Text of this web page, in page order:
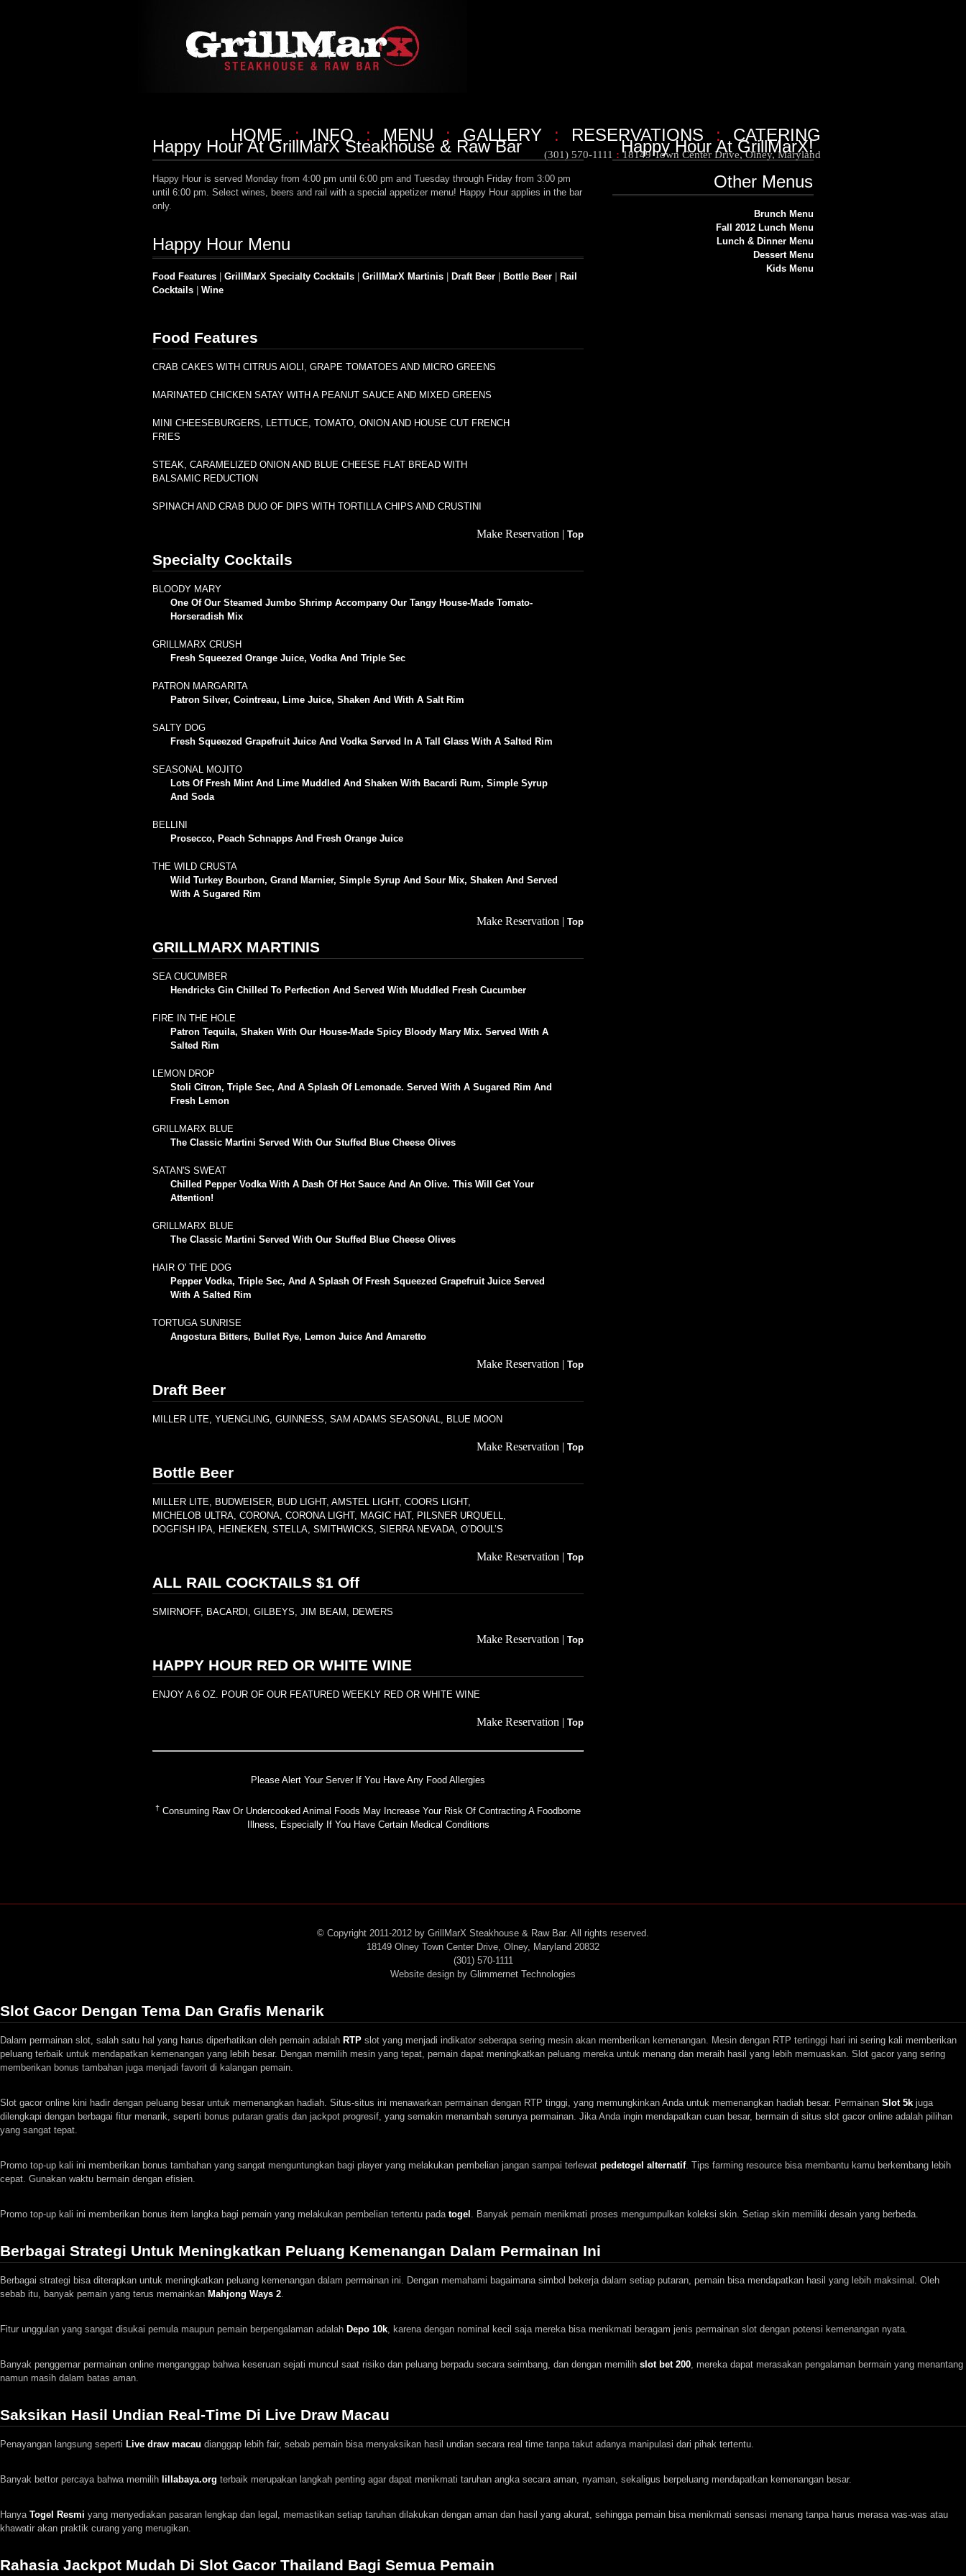
HOME : INFO : MENU : GALLERY : RESERVATIONS : CATERING
(301) 570-1111 : 18149 Town Center Drive, Olney, Maryland
Happy Hour At GrillMarX Steakhouse & Raw Bar
Happy Hour is served Monday from 4:00 pm until 6:00 pm and Tuesday through Friday from 3:00 pm
until 6:00 pm. Select wines, beers and rail with a special appetizer menu! Happy Hour applies in the bar
only.
Happy Hour Menu
Food Features GrillMarX Specialty Cocktails GrillMarX Martinis Draft Beer Bottle Beer
Rail
Cocktails
Wine
Food Features
CRAB CAKES WITH CITRUS AIOLI, GRAPE TOMATOES AND MICRO GREENS
MARINATED CHICKEN SATAY WITH A PEANUT SAUCE AND MIXED GREENS
MINI CHEESEBURGERS, LETTUCE, TOMATO, ONION AND HOUSE CUT FRENCH
FRIES
STEAK, CARAMELIZED ONION AND BLUE CHEESE FLAT BREAD WITH
BALSAMIC REDUCTION
SPINACH AND CRAB DUO OF DIPS WITH TORTILLA CHIPS AND CRUSTINI
Make Reservation | Top
Specialty Cocktails
BLOODY MARY
One Of Our Steamed Jumbo Shrimp Accompany Our Tangy House-Made Tomato-
Horseradish Mix
GRILLMARX CRUSH
Fresh Squeezed Orange Juice, Vodka And Triple Sec
PATRON MARGARITA
Patron Silver, Cointreau, Lime Juice, Shaken And With A Salt Rim
SALTY DOG
Fresh Squeezed Grapefruit Juice And Vodka Served In A Tall Glass With A Salted Rim
SEASONAL MOJITO
Lots Of Fresh Mint And Lime Muddled And Shaken With Bacardi Rum, Simple Syrup
And Soda
BELLINI
Prosecco, Peach Schnapps And Fresh Orange Juice
THE WILD CRUSTA
Wild Turkey Bourbon, Grand Marnier, Simple Syrup And Sour Mix, Shaken And Served
With A Sugared Rim
Make Reservation | Top
GRILLMARX MARTINIS
SEA CUCUMBER
Hendricks Gin Chilled To Perfection And Served With Muddled Fresh Cucumber
FIRE IN THE HOLE
Patron Tequila, Shaken With Our House-Made Spicy Bloody Mary Mix. Served With A
Salted Rim
LEMON DROP
Stoli Citron, Triple Sec, And A Splash Of Lemonade. Served With A Sugared Rim And
Fresh Lemon
GRILLMARX BLUE
The Classic Martini Served With Our Stuffed Blue Cheese Olives
SATAN'S SWEAT
Chilled Pepper Vodka With A Dash Of Hot Sauce And An Olive. This Will Get Your
Attention!
GRILLMARX BLUE
The Classic Martini Served With Our Stuffed Blue Cheese Olives
HAIR O' THE DOG
Pepper Vodka, Triple Sec, And A Splash Of Fresh Squeezed Grapefruit Juice Served
With A Salted Rim
TORTUGA SUNRISE
Angostura Bitters, Bullet Rye, Lemon Juice And Amaretto
Make Reservation | Top
Draft Beer
MILLER LITE, YUENGLING, GUINNESS, SAM ADAMS SEASONAL, BLUE MOON
Make Reservation | Top
Bottle Beer
MILLER LITE, BUDWEISER, BUD LIGHT, AMSTEL LIGHT, COORS LIGHT,
MICHELOB ULTRA, CORONA, CORONA LIGHT, MAGIC HAT, PILSNER URQUELL,
DOGFISH IPA, HEINEKEN, STELLA, SMITHWICKS, SIERRA NEVADA, O’DOUL’S
Make Reservation | Top
ALL RAIL COCKTAILS $1 Off
SMIRNOFF, BACARDI, GILBEYS, JIM BEAM, DEWERS
Make Reservation | Top
HAPPY HOUR RED OR WHITE WINE
ENJOY A 6 OZ. POUR OF OUR FEATURED WEEKLY RED OR WHITE WINE
Make Reservation | Top
Please Alert Your Server If You Have Any Food Allergies
† Consuming Raw Or Undercooked Animal Foods May Increase Your Risk Of Contracting A Foodborne
Illness, Especially If You Have Certain Medical Conditions
Happy Hour At GrillMarX!
Other Menus
Brunch Menu
Fall 2012 Lunch Menu
Lunch & Dinner Menu
Dessert Menu
Kids Menu
© Copyright 2011-2012 by GrillMarX Steakhouse & Raw Bar. All rights reserved.
18149 Olney Town Center Drive, Olney, Maryland 20832
(301) 570-1111
Website design by Glimmernet Technologies
Slot Gacor Dengan Tema Dan Grafis Menarik
Dalam permainan slot, salah satu hal yang harus diperhatikan oleh pemain adalah RTP slot yang menjadi indikator seberapa sering mesin akan memberikan kemenangan. Mesin dengan RTP tertinggi hari ini sering kali memberikan
peluang terbaik untuk mendapatkan kemenangan yang lebih besar. Dengan memilih mesin yang tepat, pemain dapat meningkatkan peluang mereka untuk menang dan meraih hasil yang lebih memuaskan. Slot gacor yang sering
memberikan bonus tambahan juga menjadi favorit di kalangan pemain.
Slot gacor online kini hadir dengan peluang besar untuk memenangkan hadiah. Situs-situs ini menawarkan permainan dengan RTP tinggi, yang memungkinkan Anda untuk memenangkan hadiah besar. Permainan Slot 5k juga
dilengkapi dengan berbagai fitur menarik, seperti bonus putaran gratis dan jackpot progresif, yang semakin menambah serunya permainan. Jika Anda ingin mendapatkan cuan besar, bermain di situs slot gacor online adalah pilihan
yang sangat tepat.
Promo top-up kali ini memberikan bonus tambahan yang sangat menguntungkan bagi player yang melakukan pembelian jangan sampai terlewat pedetogel alternatif. Tips farming resource bisa membantu kamu berkembang lebih
cepat. Gunakan waktu bermain dengan efisien.
Promo top-up kali ini memberikan bonus item langka bagi pemain yang melakukan pembelian tertentu pada togel . Banyak pemain menikmati proses mengumpulkan koleksi skin. Setiap skin memiliki desain yang berbeda.
Berbagai Strategi Untuk Meningkatkan Peluang Kemenangan Dalam Permainan Ini
Berbagai strategi bisa diterapkan untuk meningkatkan peluang kemenangan dalam permainan ini. Dengan memahami bagaimana simbol bekerja dalam setiap putaran, pemain bisa mendapatkan hasil yang lebih maksimal. Oleh
sebab itu, banyak pemain yang terus memainkan Mahjong Ways 2.
Fitur unggulan yang sangat disukai pemula maupun pemain berpengalaman adalah Depo 10k, karena dengan nominal kecil saja mereka bisa menikmati beragam jenis permainan slot dengan potensi kemenangan nyata.
Banyak penggemar permainan online menganggap bahwa keseruan sejati muncul saat risiko dan peluang berpadu secara seimbang, dan dengan memilih slot bet 200, mereka dapat merasakan pengalaman bermain yang menantang
namun masih dalam batas aman.
Saksikan Hasil Undian Real-Time Di Live Draw Macau
Penayangan langsung seperti Live draw macau dianggap lebih fair, sebab pemain bisa menyaksikan hasil undian secara real time tanpa takut adanya manipulasi dari pihak tertentu.
Banyak bettor percaya bahwa memilih lillabaya.org terbaik merupakan langkah penting agar dapat menikmati taruhan angka secara aman, nyaman, sekaligus berpeluang mendapatkan kemenangan besar.
Hanya Togel Resmi yang menyediakan pasaran lengkap dan legal, memastikan setiap taruhan dilakukan dengan aman dan hasil yang akurat, sehingga pemain bisa menikmati sensasi menang tanpa harus merasa was-was atau
khawatir akan praktik curang yang merugikan.
Rahasia Jackpot Mudah Di Slot Gacor Thailand Bagi Semua Pemain